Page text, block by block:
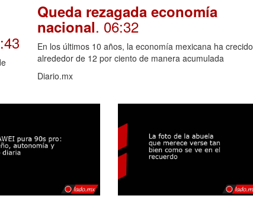
Queda rezagada economía
nacional. 06:32
En los últimos 10 años, la economía mexicana ha crecido
alrededor de 12 por ciento de manera acumulada
Diario.mx